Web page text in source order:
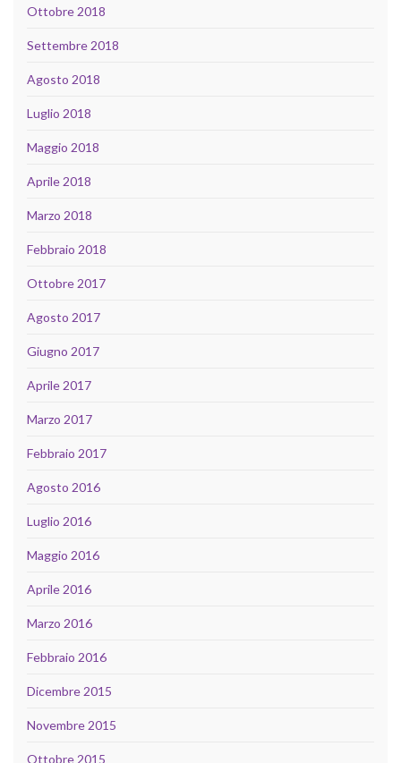
Ottobre 2018
Settembre 2018
Agosto 2018
Luglio 2018
Maggio 2018
Aprile 2018
Marzo 2018
Febbraio 2018
Ottobre 2017
Agosto 2017
Giugno 2017
Aprile 2017
Marzo 2017
Febbraio 2017
Agosto 2016
Luglio 2016
Maggio 2016
Aprile 2016
Marzo 2016
Febbraio 2016
Dicembre 2015
Novembre 2015
Ottobre 2015